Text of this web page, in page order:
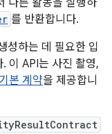
다른 활동을 실행하
를 반환합니다.
성하는 데 필요한 입
이 API는 사진 촬영,
기본 계약을 제공합니